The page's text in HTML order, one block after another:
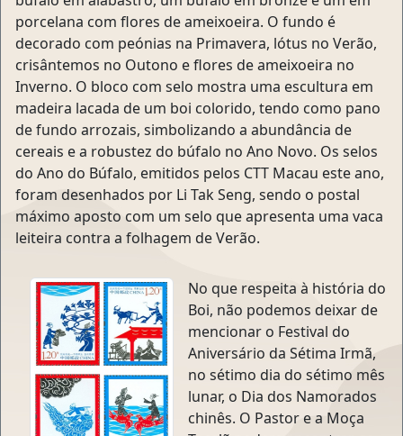
porcelana com flores de ameixoeira. O fundo é
decorado com peónias na Primavera, lótus no Verão,
crisântemos no Outono e flores de ameixoeira no
Inverno. O bloco com selo mostra uma escultura em
madeira lacada de um boi colorido, tendo como pano
de fundo arrozais, simbolizando a abundância de
cereais e a robustez do búfalo no Ano Novo. Os selos
do Ano do Búfalo, emitidos pelos CTT Macau este ano,
foram desenhados por Li Tak Seng, sendo o postal
máximo aposto com um selo que apresenta uma vaca
leiteira contra a folhagem de Verão.
No que respeita à história do
Boi, não podemos deixar de
mencionar o Festival do
Aniversário da Sétima Irmã,
no sétimo dia do sétimo mês
lunar, o Dia dos Namorados
chinês. O Pastor e a Moça